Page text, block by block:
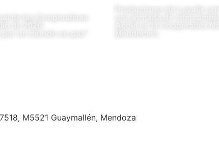
M5521 Guaymallén, Mendoza